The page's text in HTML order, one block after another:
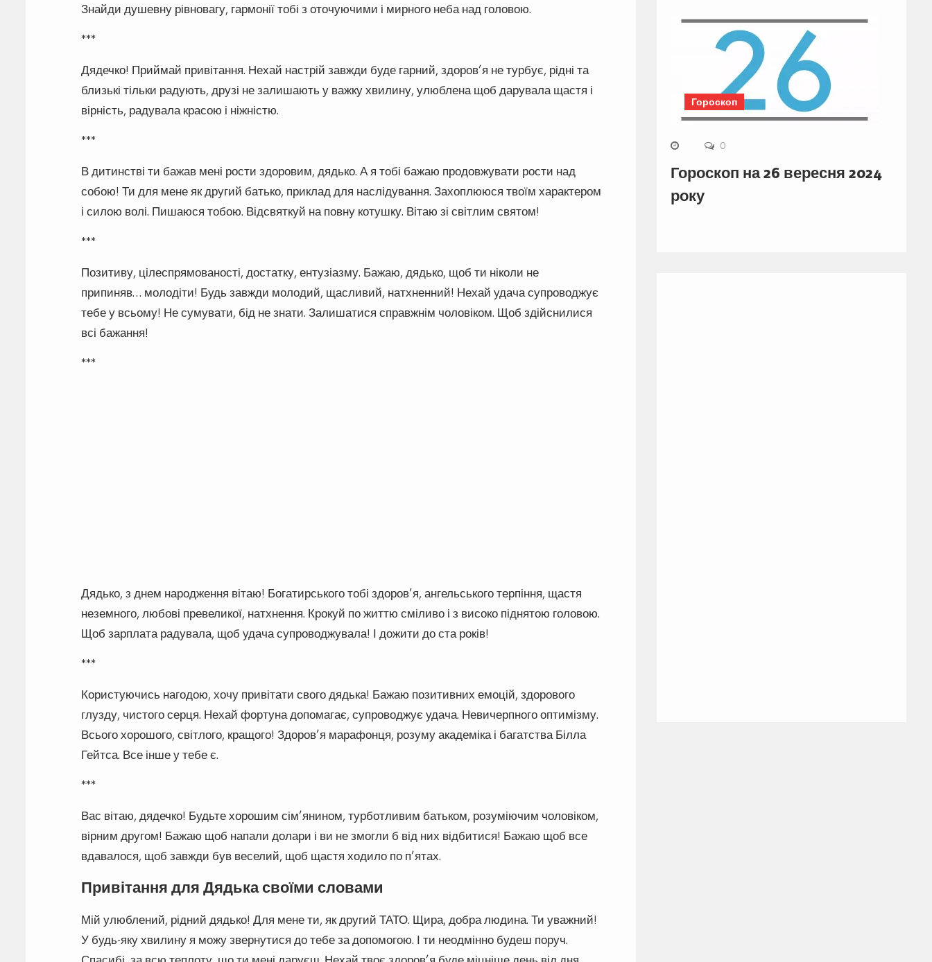
Знайди душевну рівновагу, гармонії тобі з оточуючими і мирного неба над головою.
***
Дядечко! Приймай привітання. Нехай настрій завжди буде гарний, здоров’я не турбує, рідні та
близькі тільки радують, друзі не залишають у важку хвилину, улюблена щоб дарувала щастя і
вірність, радувала красою і ніжністю.
***
В дитинстві ти бажав мені рости здоровим, дядько. А я тобі бажаю продовжувати рости над
собою! Ти для мене як другий батько, приклад для наслідування. Захоплююся твоїм характером
і силою волі. Пишаюся тобою. Відсвяткуй на повну котушку. Вітаю зі світлим святом!
***
Позитиву, цілеспрямованості, достатку, ентузіазму. Бажаю, дядько, щоб ти ніколи не
припиняв… молодіти! Будь завжди молодий, щасливий, натхненний! Нехай удача супроводжує
тебе у всьому! Не сумувати, бід не знати. Залишатися справжнім чоловіком. Щоб здійснилися
всі бажання!
***
Дядько, з днем народження вітаю! Богатирського тобі здоров’я, ангельського терпіння, щастя
неземного, любові превеликої, натхнення. Крокуй по життю сміливо і з високо піднятою головою.
Щоб зарплата радувала, щоб удача супроводжувала! І дожити до ста років!
***
Користуючись нагодою, хочу привітати свого дядька! Бажаю позитивних емоцій, здорового
глузду, чистого серця. Нехай фортуна допомагає, супроводжує удача. Невичерпного оптимізму.
Всього хорошого, світлого, кращого! Здоров’я марафонця, розуму академіка і багатства Білла
Гейтса. Все інше у тебе є.
***
Вас вітаю, дядечко! Будьте хорошим сім’янином, турботливим батьком, розуміючим чоловіком,
вірним другом! Бажаю щоб напали долари і ви не змогли б від них відбитися! Бажаю щоб все
вдавалося, щоб завжди був веселий, щоб щастя ходило по п’ятах.
Привітання для Дядька своїми словами
Мій улюблений, рідний дядько! Для мене ти, як другий ТАТО. Щира, добра людина. Ти уважний!
У будь-яку хвилину я можу звернутися до тебе за допомогою. І ти неодмінно будеш поруч.
Гороскоп
0
Гороскоп на 26 вересня 2024
року